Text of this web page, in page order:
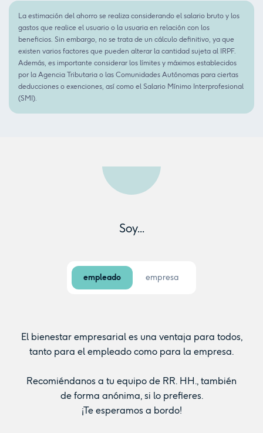
La estimación del ahorro se realiza considerando el salario bruto y los
gastos que realice el usuario o la usuaria en relación con los
beneficios. Sin embargo, no se trata de un cálculo definitivo, ya que
existen varios factores que pueden alterar la cantidad sujeta al IRPF.
Además, es importante considerar los límites y máximos establecidos
por la Agencia Tributaria o las Comunidades Autónomas para ciertas
deducciones o exenciones, así como el Salario Mínimo Interprofesional
(SMI).
Soy...
empleado empresa
El bienestar empresarial es una ventaja para todos,
tanto para el empleado como para la empresa.
Recomiéndanos a tu equipo de RR. HH., también
de forma anónima, si lo prefieres.
¡Te esperamos a bordo!